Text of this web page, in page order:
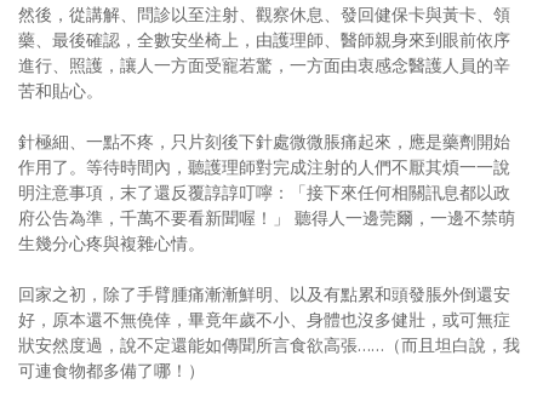
然後，從講解、問診以至注射、觀察休息、發回健保卡與黃卡、領
藥、最後確認，全數安坐椅上，由護理師、醫師親身來到眼前依序
進行、照護，讓人一方面受寵若驚，一方面由衷感念醫護人員的辛
苦和貼心。
針極細、一點不疼，只片刻後下針處微微脹痛起來，應是藥劑開始
作用了。等待時間內，聽護理師對完成注射的人們不厭其煩一一說
明注意事項，末了還反覆諄諄叮嚀：「接下來任何相關訊息都以政
府公告為準，千萬不要看新聞喔！」 聽得人一邊莞爾，一邊不禁萌
生幾分心疼與複雜心情。
回家之初，除了手臂腫痛漸漸鮮明、以及有點累和頭發脹外倒還安
好，原本還不無僥倖，畢竟年歲不小、身體也沒多健壯，或可無症
狀安然度過，說不定還能如傳聞所言食欲高張……（而且坦白說，我
可連食物都多備了哪！）